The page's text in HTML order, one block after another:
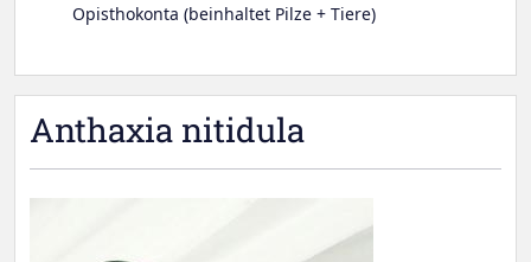
Anthaxia nitidula
Opisthokonta (beinhaltet Pilze + Tiere)